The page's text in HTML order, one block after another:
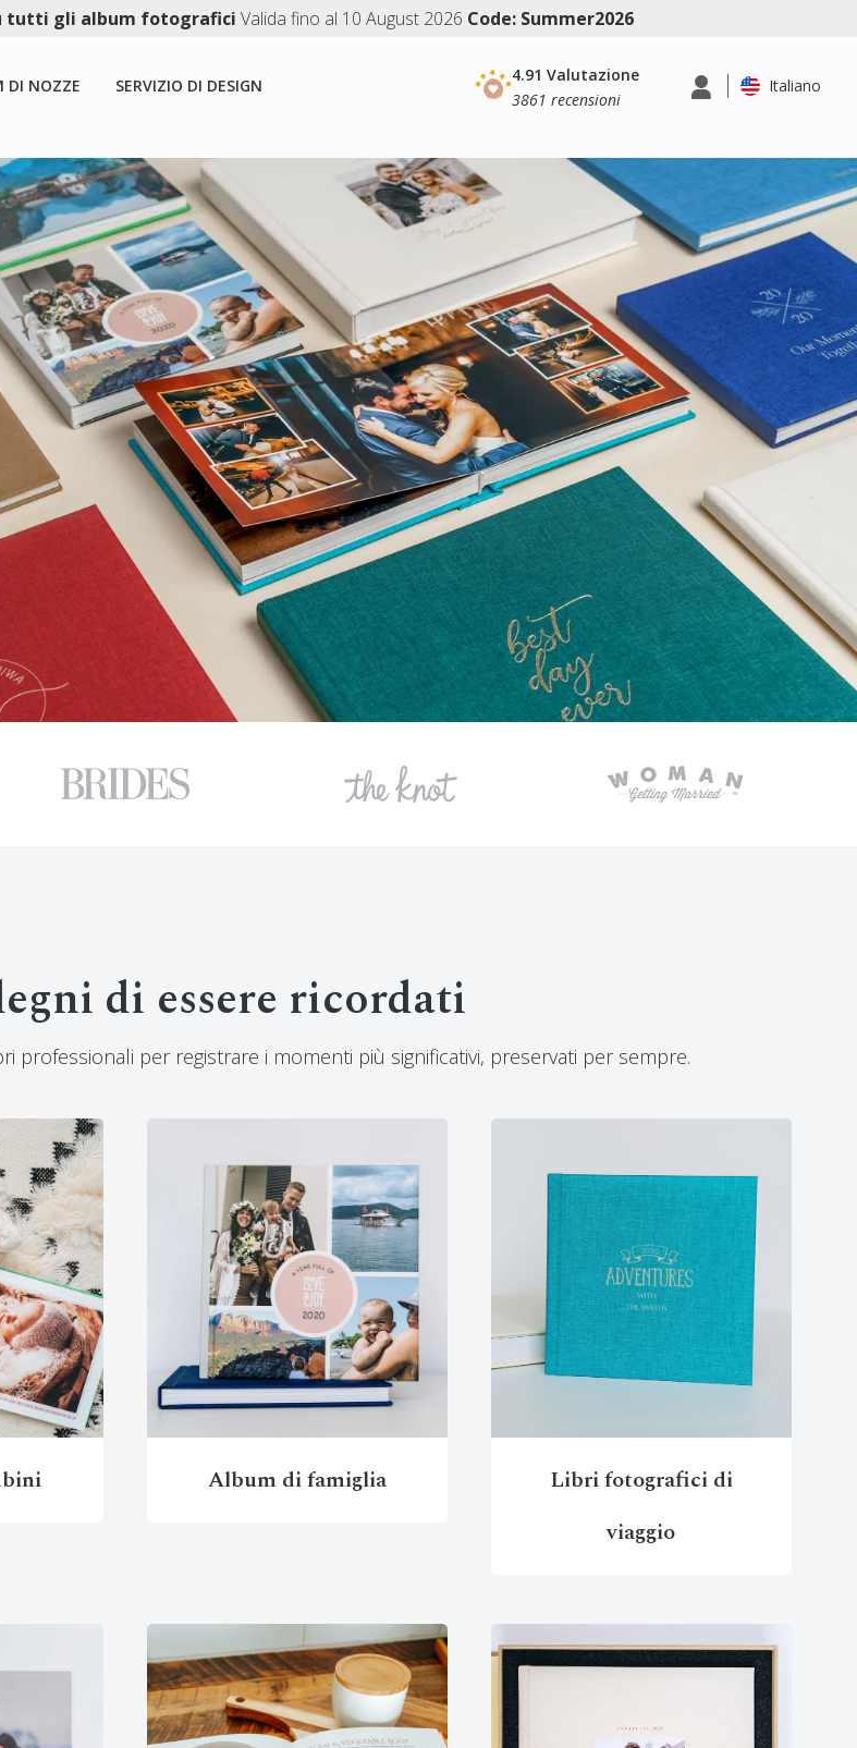
tutti gli album fotografici Valida fino al 10 August 2026 Code: Summer2026
DI NOZZE SERVIZIO DI DESIGN
4.91 Valutazione
3861 recensioni
Italiano
di essere ricordati
professionali per registrare i momenti più significativi, preservati per sempre.
Album di famiglia
Libri fotografici di
viaggio